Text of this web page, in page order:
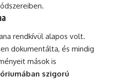
rendkívül alapos volt.
dokumentálta, és mindig
mások is
szigorú